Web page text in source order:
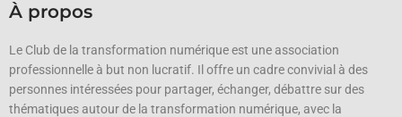
À propos
Le Club de la transformation numérique est une association
professionnelle à but non lucratif. Il offre un cadre convivial à des
personnes intéressées pour partager, échanger, débattre sur des
thématiques autour de la transformation numérique, avec la